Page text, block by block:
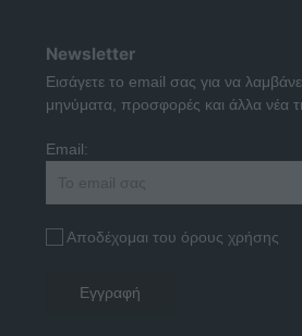
Newsletter
Εισάγετε το email σας για να
μηνύματα, προσφορές και άλλα νέα
Email:
Αποδέχομαι του όρους χρήσης